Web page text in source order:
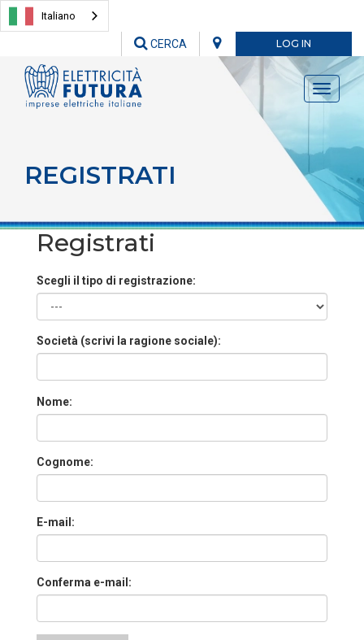
Italiano
LOG IN
CERCA
Toggle
REGISTRATI
Registrati
Scegli il tipo di registrazione:
Società (scrivi la ragione sociale):
Nome:
Cognome:
E-mail:
Conferma e-mail: